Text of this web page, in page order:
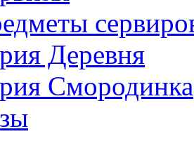
Деревня
Смородинка